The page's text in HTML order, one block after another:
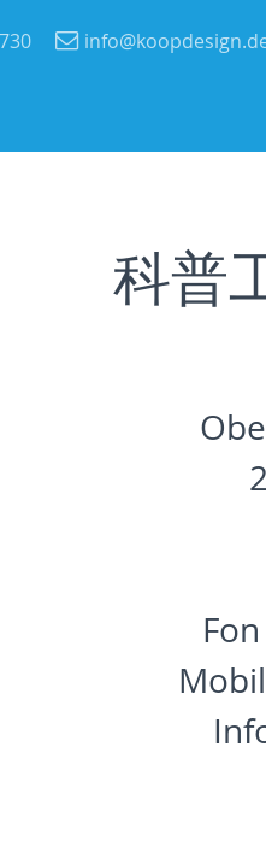
科普